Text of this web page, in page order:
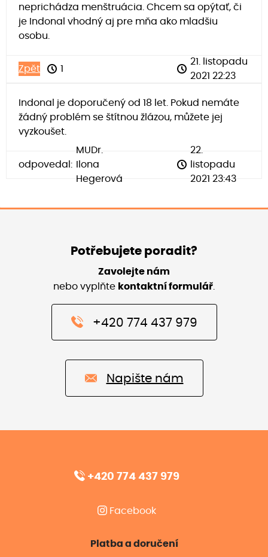
neprichádza menštruácia. Chcem sa opýtať, či
je Indonal vhodný aj pre mňa ako mladšiu
osobu.
Zpět 1
21. listopadu
2021 22:23
Indonal je doporučený od 18 let. Pokud nemáte
žádný problém se štítnou žlázou, můžete jej
vyzkoušet.
odpovedal:
MUDr.
Ilona
Hegerová
22.
listopadu
2021 23:43
Potřebujete poradit?
Zavolejte nám
nebo vyplňte kontaktní formulář
+420 774 437 979
Napište nám
+420 774 437 979
Facebook
Platba a doručení